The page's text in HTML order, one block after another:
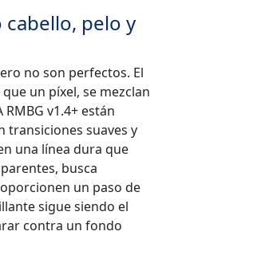
pelo y
no son perfectos. El
un píxel, se mezclan
v1.4+ están
transiciones suaves y
una línea dura que
busca
un paso de
sigue siendo el
contra un fondo